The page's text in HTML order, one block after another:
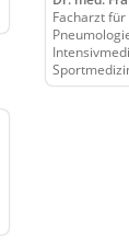
Facharzt